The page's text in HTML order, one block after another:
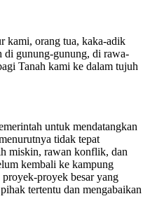
kami, orang tua, kaka-adik
di gunung-gunung, di rawa-
Tanah kami ke dalam tujuh
untuk mendatangkan
tidak tepat
miskin, rawan konflik, dan
kembali ke kampung
proyek besar yang
tertentu dan mengabaikan